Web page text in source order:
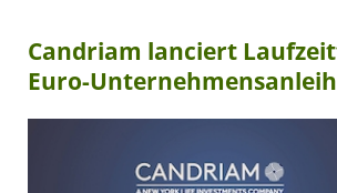
Candriam lanciert
Euro-